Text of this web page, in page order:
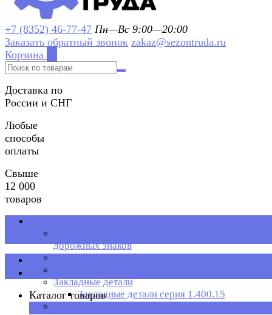
+7 (8352) 46-77-47 Пн—Вс 9:00—20:00
Заказать обратный звонок zakaz@sezontruda.ru
Корзина
Доставка по
России и СНГ
Любые
способы
оплаты
Свыше
12 000
товаров
дорожных знаков
Стеллажи металлические
Закладные детали
Закладные детали серия 1.400.15
Каталог товаров
Каталог товаров